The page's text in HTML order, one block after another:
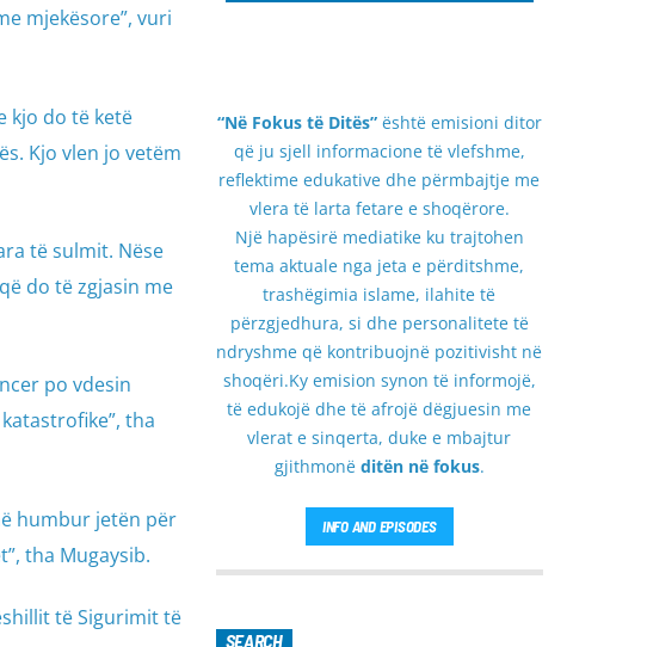
mjekësore”, vuri
kjo do të ketë
Kjo vlen jo vetëm
të sulmit. Nëse
do të zgjasin me
po vdesin
tha
humbur jetën për
tha Mugaysib.
të Sigurimit të
“Në Fokus të Ditës”është emisioni ditor
që ju sjell informacione të vlefshme,
reflektime edukative dhe përmbajtje me
vlera të larta fetare e shoqërore.
Një hapësirë mediatike ku trajtohen
tema aktuale nga jeta e përditshme,
trashëgimia islame, ilahite të
përzgjedhura, si dhe personalitete të
ndryshme që kontribuojnë pozitivisht në
shoqëri.Ky emision synon të informojë,
të edukojë dhe të afrojë dëgjuesin me
vlerat e sinqerta, duke e mbajtur
gjithmonë ditën në fokus.
INFO AND EPISODES
SEARCH